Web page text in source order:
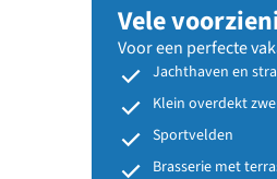
Vele
Voor een perfecte
Jachthaven en
Klein overdekt
Sportvelden
Brasserie met